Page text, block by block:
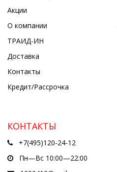
Акции
О компании
ТРАИД-ИН
Доставка
Контакты
Кредит/Рассрочка
КОНТАКТЫ
+7(495)120-24-12
Пн—Вс 10:00—22:00